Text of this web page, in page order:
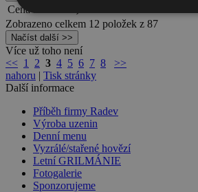
Cena s DPH
Zobrazeno celkem 12 položek z 87
Více už toho není
<< 1 2 3 4 5 6 7 8
>>
nahoru | Tisk stránky
Další informace
Příběh firmy Radev
Výroba uzenin
Denní menu
Vyzrálé/stařené hovězí
Letní GRILMÁNIE
Fotogalerie
Sponzorujeme